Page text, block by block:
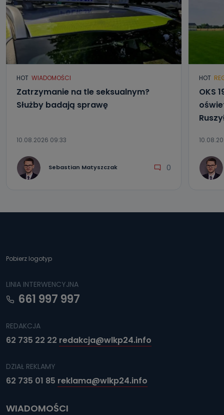
HOT WIADOMOŚCI
Zatrzymanie na tle seksualnym?
Służby badają sprawę
10.08.2026 09:33
Sebastian Matyszczak 0
HOT
OKS
Pobierz logotyp
LINIA INTERWENCYJNA
661 997 997
REDAKCJA
62 735 22 22 redakcja@wlkp24.info
DZIAŁ REKLAMY
62 735 01 85 reklama@wlkp24.info
WIADOMOŚCI